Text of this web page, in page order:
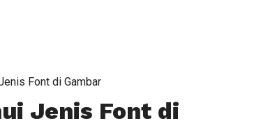
Font di Gambar
Jenis Font di